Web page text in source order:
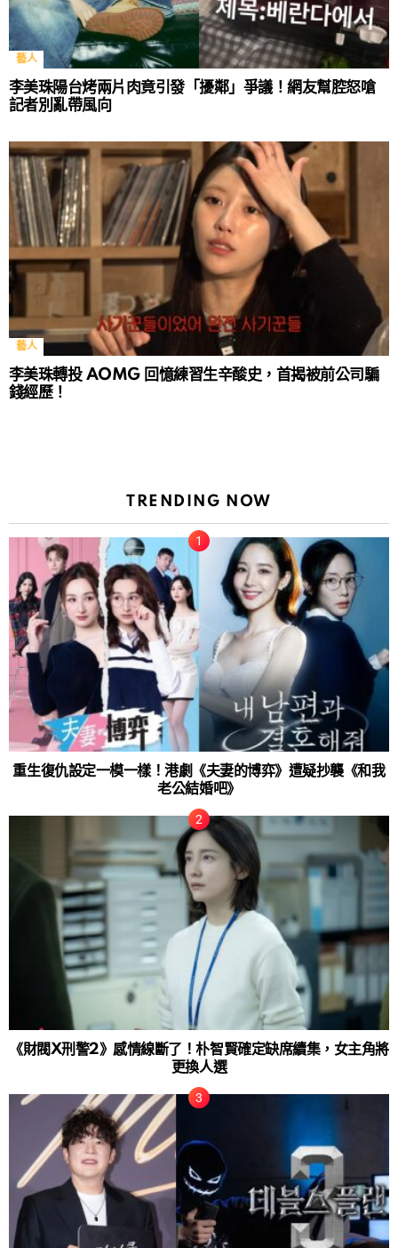
藝人
李美珠陽台烤兩片肉竟引發「擾鄰」爭議！網友幫腔怒嗆
記者別亂帶風向
藝人
李美珠轉投 AOMG 回憶練習生辛酸史，首揭被前公司騙
錢經歷！
TRENDING NOW
重生復仇設定一模一樣！港劇《夫妻的博弈》遭疑抄襲《和我
老公結婚吧》
《財閥X刑警2》感情線斷了！朴智賢確定缺席續集，女主角將
更換人選